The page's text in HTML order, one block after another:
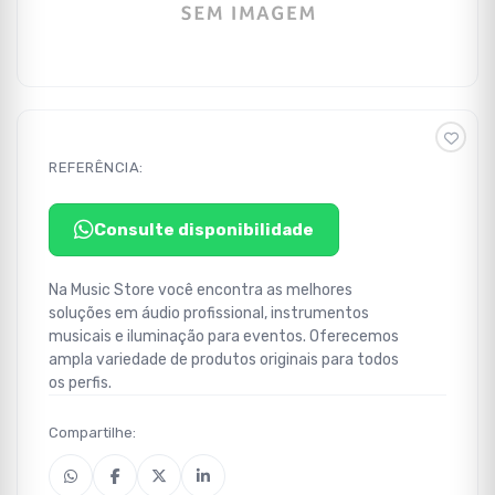
REFERÊNCIA:
Consulte disponibilidade
Na Music Store você encontra as melhores
soluções em áudio profissional, instrumentos
musicais e iluminação para eventos. Oferecemos
ampla variedade de produtos originais para todos
os perfis.
Compartilhe: